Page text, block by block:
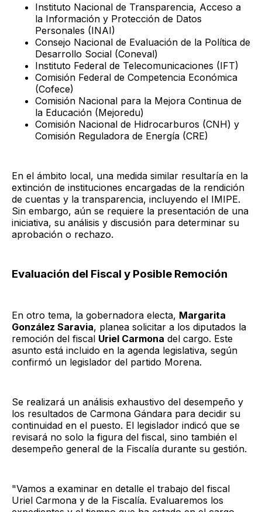
Instituto Nacional de Transparencia, Acceso a
la Información y Protección de Datos
Personales (INAI)
Consejo Nacional de Evaluación de la Política de
Desarrollo Social (Coneval)
Instituto Federal de Telecomunicaciones (IFT)
Comisión Federal de Competencia Económica
(Cofece)
Comisión Nacional para la Mejora Continua de
la Educación (Mejoredu)
Comisión Nacional de Hidrocarburos (CNH) y
Comisión Reguladora de Energía (CRE)
En el ámbito local, una medida similar resultaría en la
extinción de instituciones encargadas de la rendición
de cuentas y la transparencia, incluyendo el IMIPE.
Sin embargo, aún se requiere la presentación de una
iniciativa, su análisis y discusión para determinar su
aprobación o rechazo.
Evaluación del Fiscal y Posible Remoción
En otro tema, la gobernadora electa, Margarita
González Saravia, planea solicitar a los diputados la
remoción del fiscal Uriel Carmona del cargo. Este
asunto está incluido en la agenda legislativa, según
confirmó un legislador del partido Morena.
Se realizará un análisis exhaustivo del desempeño y
los resultados de Carmona Gándara para decidir su
continuidad en el puesto. El legislador indicó que se
revisará no solo la figura del fiscal, sino también el
desempeño general de la Fiscalía durante su gestión.
"Vamos a examinar en detalle el trabajo del fiscal
Uriel Carmona y de la Fiscalía. Evaluaremos los